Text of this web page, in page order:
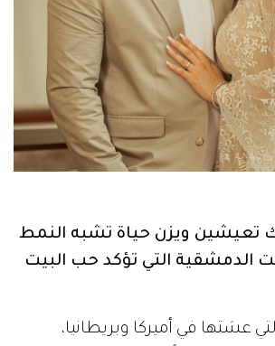
تعيشين ويزن حياة تشبه النمط
الدمشقية التي تؤكد حب البيت
عشتها في أميركا وبريطانيا،